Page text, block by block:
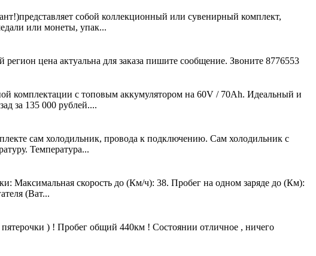
собой коллекционный или сувенирный комплект,
или монеты, упак...
цена актуальна для заказа пишите сообщение. Звоните 8776553
комплектации с топовым аккумулятором на 60V / 70Ah. Идеальный и
за 135 000 рублей....
сам холодильник, провода к подключению. Сам холодильник с
Температура...
Максимальная скорость до (Км/ч): 38. Пробег на одном заряде до (Км):
(Ват...
) ! Пробег общий 440км ! Состоянии отличное , ничего